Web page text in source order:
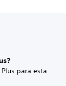
para esta